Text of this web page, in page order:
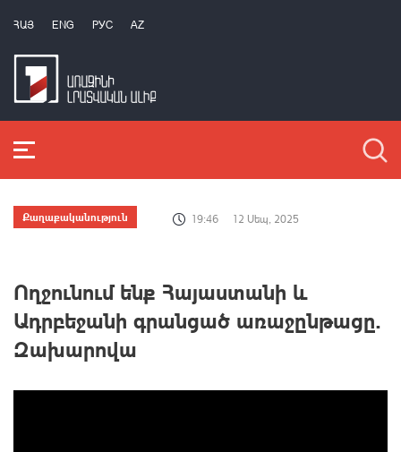
ՀԱՅ ENG РУС AZ
Քաղաքականություն 19:46 12 Սեպ, 2025
Ողջունում ենք Հայաստանի և
Ադրբեջանի գրանցած առաջընթացը.
Զախարովա